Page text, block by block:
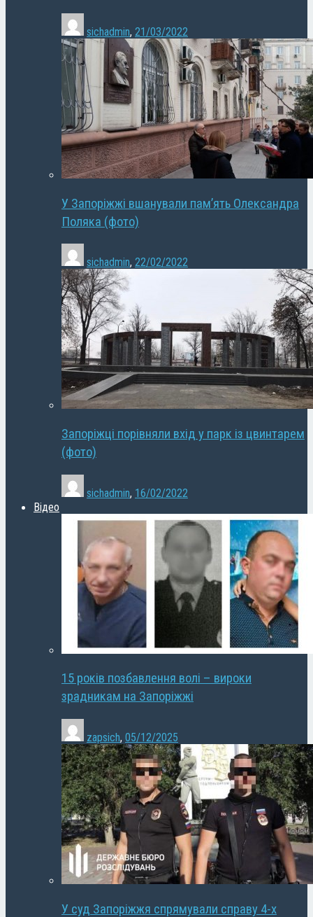
sichadmin, 21/03/2022
У Запоріжжі вшанували пам’ять Олександра
Поляка (фото)
sichadmin, 22/02/2022
Запоріжці порівняли вхід у парк із цвинтарем
(фото)
sichadmin, 16/02/2022
Відео
15 років позбавлення волі – вироки
зрадникам на Запоріжжі
zapsich, 05/12/2025
У суд Запоріжжя спрямували справу 4-х